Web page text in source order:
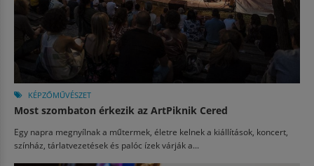
KÉPZŐMŰVÉSZET
Most szombaton érkezik az ArtPiknik Cered
Egy napra megnyílnak a műtermek, életre kelnek a kiállítások, koncert,
színház, tárlatvezetések és palóc ízek várják a...